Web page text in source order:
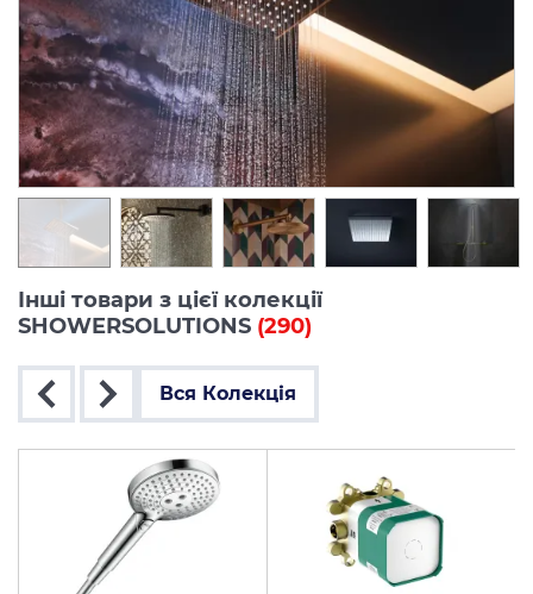
Інші товари з цієї колекції
SHOWERSOLUTIONS (290)
Вся Колекція